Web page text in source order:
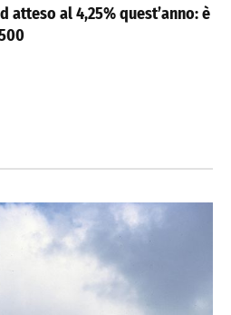
atteso al 4,25% quest’anno: è